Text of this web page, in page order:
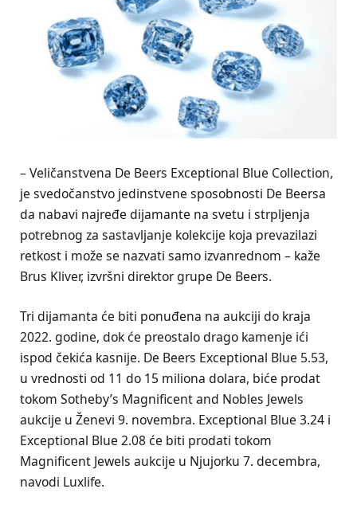
– Veličanstvena De Beers Exceptional Blue Collection,
je svedočanstvo jedinstvene sposobnosti De Beersa
da nabavi najređe dijamante na svetu i strpljenja
potrebnog za sastavljanje kolekcije koja prevazilazi
retkost i može se nazvati samo izvanrednom – kaže
Brus Kliver, izvršni direktor grupe De Beers.
Tri dijamanta će biti ponuđena na aukciji do kraja
2022. godine, dok će preostalo drago kamenje ići
ispod čekića kasnije. De Beers Exceptional Blue 5.53,
u vrednosti od 11 do 15 miliona dolara, biće prodat
tokom Sotheby’s Magnificent and Nobles Jewels
aukcije u Ženevi 9. novembra. Exceptional Blue 3.24 i
Exceptional Blue 2.08 će biti prodati tokom
Magnificent Jewels aukcije u Njujorku 7. decembra,
navodi Luxlife.